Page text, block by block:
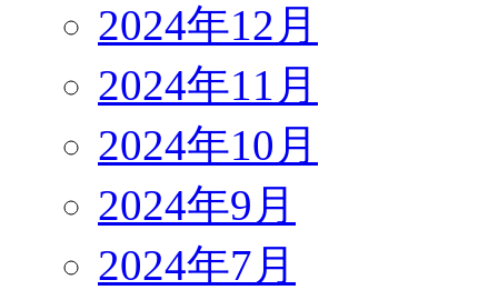
2024年12月
2024年11月
2024年10月
2024年9月
2024年7月